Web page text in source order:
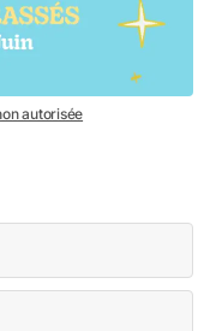
autorisée